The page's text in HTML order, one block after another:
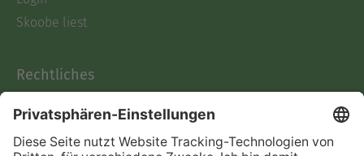
Skoobe liest
Rechtliches
AGB
Informationen nach Data